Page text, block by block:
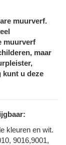
muurverf.
muurverf
maar
kunt u deze
kleuren en wit.
9016,9001,